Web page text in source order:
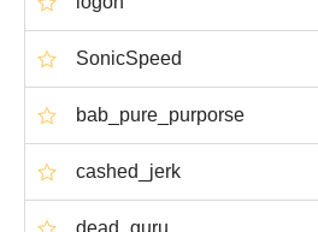
SonicSpeed
bab_pure_purporse
cashed_jerk
dead_guru